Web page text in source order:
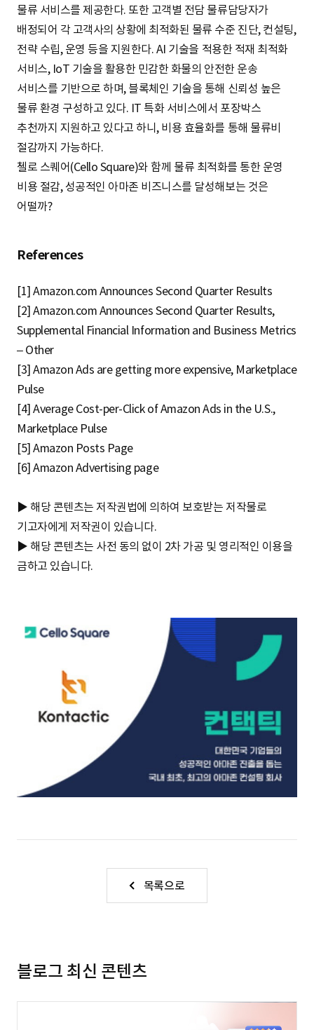
물류 서비스를 제공한다. 또한 고객별 전담 물류담당자가
배정되어 각 고객사의 상황에 최적화된 물류 수준 진단, 컨설팅,
전략 수립, 운영 등을 지원한다. AI 기술을 적용한 적재 최적화
서비스, IoT 기술을 활용한 민감한 화물의 안전한 운송
서비스를 기반으로 하며, 블록체인 기술을 통해 신뢰성 높은
물류 환경 구성하고 있다. IT 특화 서비스에서 포장박스
추천까지 지원하고 있다고 하니, 비용 효율화를 통해 물류비
절감까지 가능하다.
첼로 스퀘어(Cello Square)와 함께 물류 최적화를 통한 운영
비용 절감, 성공적인 아마존 비즈니스를 달성해보는 것은
어떨까?
References
[1] Amazon.com Announces Second Quarter Results
[2] Amazon.com Announces Second Quarter Results,
Supplemental Financial Information and Business Metrics
– Other
[3] Amazon Ads are getting more expensive, Marketplace
Pulse
[4] Average Cost-per-Click of Amazon Ads in the U.S.,
Marketplace Pulse
[5] Amazon Posts Page
[6] Amazon Advertising page
▶ 해당 콘텐츠는 저작권법에 의하여 보호받는 저작물로
기고자에게 저작권이 있습니다.
▶ 해당 콘텐츠는 사전 동의 없이 2차 가공 및 영리적인 이용을
금하고 있습니다.
목록으로
블로그 최신 콘텐츠